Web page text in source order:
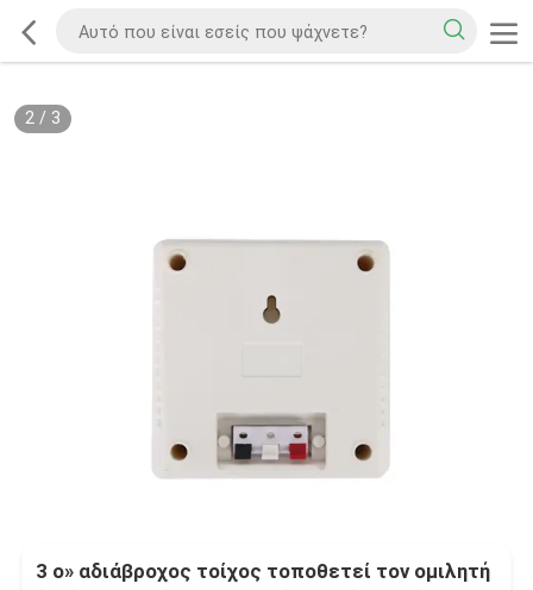
2/ 3
3 ο» αδιάβροχος τοίχος τοποθετεί τον ομιλητή